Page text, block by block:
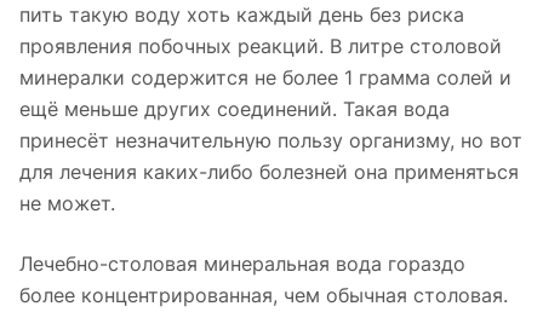
пить такую воду хоть каждый день без риска
проявления побочных реакций. В литре столовой
минералки содержится не более 1 грамма солей и
ещё меньше других соединений. Такая вода
принесёт незначительную пользу организму, но вот
для лечения каких-либо болезней она применяться
не может.
Лечебно-столовая минеральная вода гораздо
более концентрированная, чем обычная столовая.